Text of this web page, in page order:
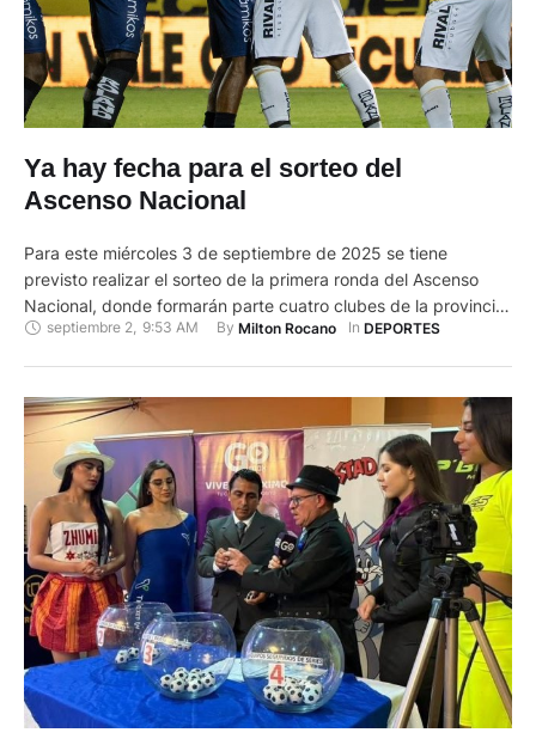
Ya hay fecha para el sorteo del
Ascenso Nacional
Para este miércoles 3 de septiembre de 2025 se tiene
previsto realizar el sorteo de la primera ronda del Ascenso
Nacional, donde formarán parte cuatro clubes de la provincia
del Azuay. Cuenca Juniors, Aviced FC, Liga Deportiva de
septiembre 2, 9:53 AM By Milton Rocano In DEPORTES